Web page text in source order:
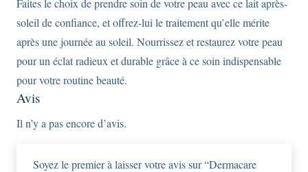
Faites le choix de prendre soin de votre peau avec ce lait après-
soleil de confiance, et offrez-lui le traitement qu’elle mérite
après une journée au soleil. Nourrissez et restaurez votre peau
pour un éclat radieux et durable grâce à ce soin indispensable
pour votre routine beauté.
Avis
Il n’y a pas encore d’avis.
Soyez le premier à laisser votre avis sur “Dermacare